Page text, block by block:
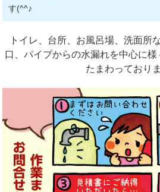
す(^^♪
トイレ、台所、お風呂場、洗面所
口、パイプからの水漏れを中心に
たまわっておりま